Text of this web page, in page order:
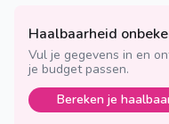
Haalbaarheid
Vul je gegevens in en
je budget passen.
Bereken je